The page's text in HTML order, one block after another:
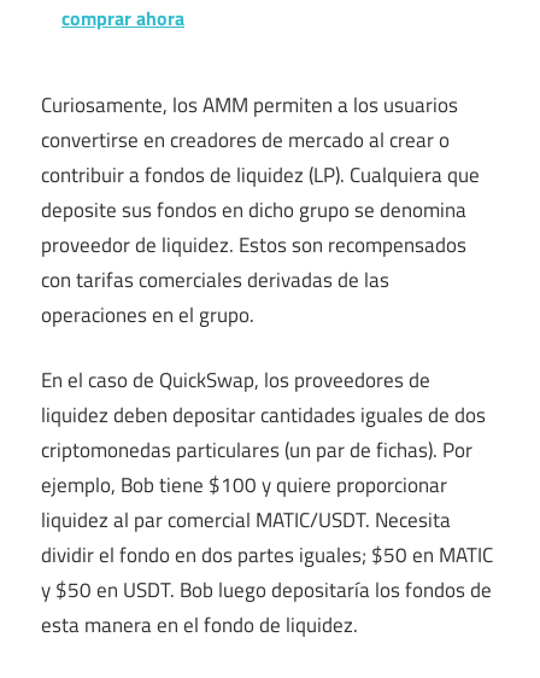
comprar ahora
Curiosamente, los AMM permiten a los usuarios
convertirse en creadores de mercado al crear o
contribuir a fondos de liquidez (LP). Cualquiera que
deposite sus fondos en dicho grupo se denomina
proveedor de liquidez. Estos son recompensados ​​
con tarifas comerciales derivadas de las
operaciones en el grupo.
En el caso de QuickSwap, los proveedores de
liquidez deben depositar cantidades iguales de dos
criptomonedas particulares (un par de fichas). Por
ejemplo, Bob tiene $100 y quiere proporcionar
liquidez al par comercial MATIC/USDT. Necesita
dividir el fondo en dos partes iguales; $50 en MATIC
y $50 en USDT. Bob luego depositaría los fondos de
esta manera en el fondo de liquidez.